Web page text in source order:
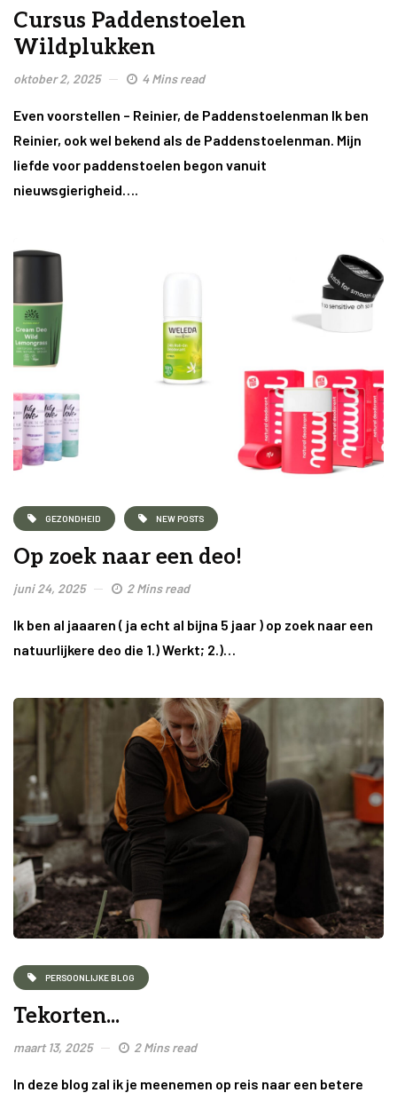
Cursus Paddenstoelen
Wildplukken
oktober 2, 2025 4 Mins read
Even voorstellen – Reinier, de Paddenstoelenman Ik ben
Reinier, ook wel bekend als de Paddenstoelenman. Mijn
liefde voor paddenstoelen begon vanuit
nieuwsgierigheid….
GEZONDHEID NEW POSTS
Op zoek naar een deo!
juni 24, 2025 2 Mins read
Ik ben al jaaaren ( ja echt al bijna 5 jaar ) op zoek naar een
natuurlijkere deo die 1.) Werkt; 2.)…
PERSOONLIJKE BLOG
Tekorten...
maart 13, 2025 2 Mins read
In deze blog zal ik je meenemen op reis naar een betere